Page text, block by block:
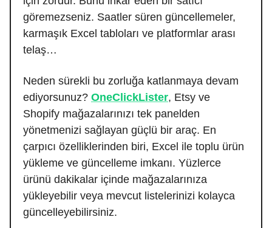
göremezseniz. Saatler süren güncellemeler,
karmaşık Excel tabloları ve platformlar arası
telaş…
Neden sürekli bu zorluğa katlanmaya devam
ediyorsunuz? OneClickLister, Etsy ve
Shopify mağazalarınızı tek panelden
yönetmenizi sağlayan güçlü bir araç. En
çarpıcı özelliklerinden biri, Excel ile toplu ürün
yükleme ve güncelleme imkanı. Yüzlerce
ürünü dakikalar içinde mağazalarınıza
yükleyebilir veya mevcut listelerinizi kolayca
güncelleyebilirsiniz.